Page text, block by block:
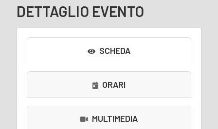
DETTAGLIO EVENTO
SCHEDA
ORARI
MULTIMEDIA